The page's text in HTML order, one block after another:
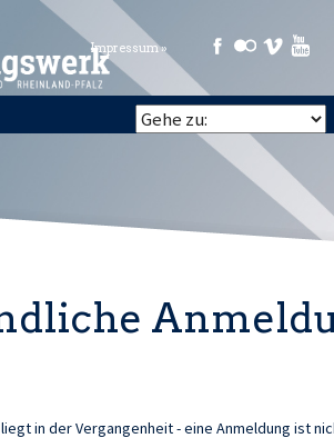
Impressum »
in der Vergangenheit - eine Anmeldung ist